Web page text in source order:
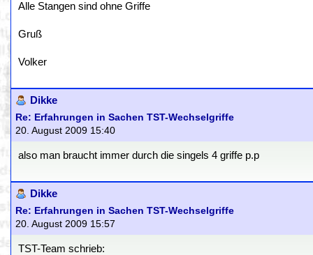
Alle Stangen sind ohne Griffe
Gruß
Volker
Dikke
Re: Erfahrungen in Sachen TST-Wechselgriffe
20. August 2009 15:40
also man braucht immer durch die singels 4 griffe p.p
Dikke
Re: Erfahrungen in Sachen TST-Wechselgriffe
20. August 2009 15:57
TST-Team schrieb: